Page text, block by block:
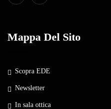
Mappa Del Sito
Scopra EDE
Newsletter
In sala ottica